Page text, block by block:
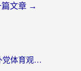
文章 →
在香港怎么看cba直播的？海外党体育观赛终极指南：告别版权限制，畅享中文解说